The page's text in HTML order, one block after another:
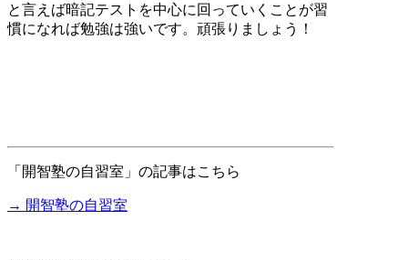
と言えば暗記テストを中心に回っていくことが習
慣になれば勉強は強いです。頑張りましょう！
「開智塾の自習室」の記事はこちら
→ 開智塾の自習室